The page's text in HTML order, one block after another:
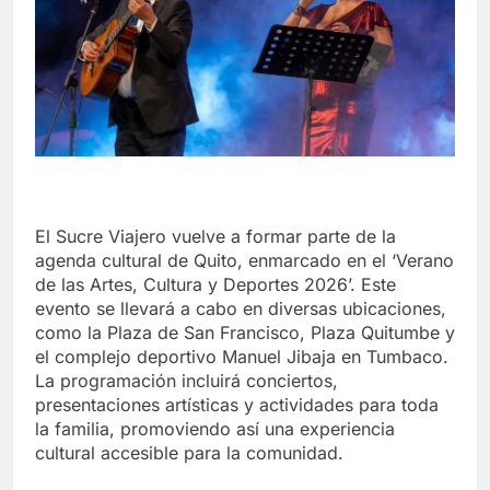
El Sucre Viajero vuelve a formar parte de la
agenda cultural de Quito, enmarcado en el ‘Verano
de las Artes, Cultura y Deportes 2026’. Este
evento se llevará a cabo en diversas ubicaciones,
como la Plaza de San Francisco, Plaza Quitumbe y
el complejo deportivo Manuel Jibaja en Tumbaco.
La programación incluirá conciertos,
presentaciones artísticas y actividades para toda
la familia, promoviendo así una experiencia
cultural accesible para la comunidad.